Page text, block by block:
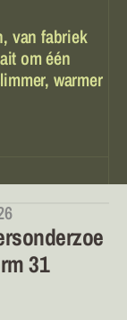
van fabriek
om één
warmer
31